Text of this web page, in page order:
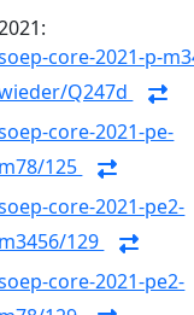
core-2021-p-
Q247d
core-2021-pe-
m78/125
core-2021-pe2-
m3456/129
core-2021-pe2-